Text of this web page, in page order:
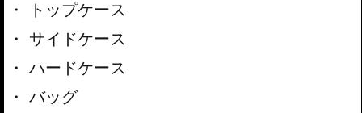
トップケース
サイドケース
ハードケース
バッグ